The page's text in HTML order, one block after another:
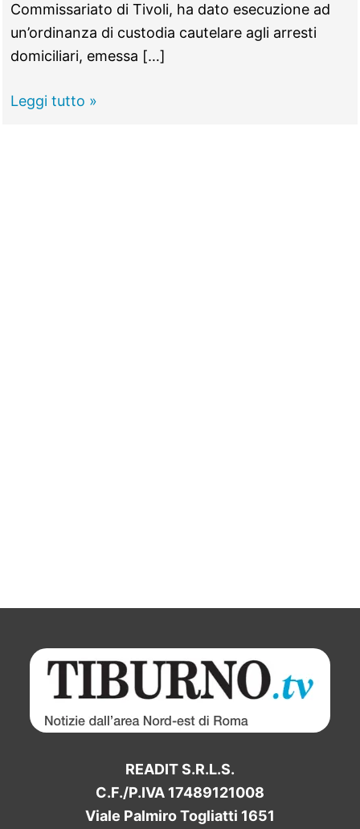
Commissariato di Tivoli, ha dato esecuzione ad
un’ordinanza di custodia cautelare agli arresti
domiciliari, emessa […]
TIVOLI
Leggi tutto »
READIT S.R.L.S.
C.F./P.IVA 17489121008
Viale Palmiro Togliatti 1651